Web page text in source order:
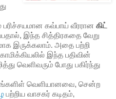
பரிச்சயமான கவ்பாய் வீரரான கிட்
இந்த சித்திரகதை வேறு
இருக்கலாம். அதை பற்றி
இந்த பதிவின்
வெளிவரும் போது பகிர்ந்து
வெளியானவை, சென்ற
பற்றிய வாசகர் கடிதம்,